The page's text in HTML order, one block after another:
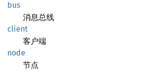
bus
消息总线
client
客户端
node
节点